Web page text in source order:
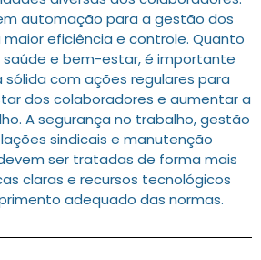
automação para a gestão dos
eficiência e controle. Quanto
saúde e bem-estar, é importante
com ações regulares para
dos colaboradores e aumentar a
A segurança no trabalho, gestão
sindicais e manutenção
ser tratadas de forma mais
claras e recursos tecnológicos
adequado das normas.